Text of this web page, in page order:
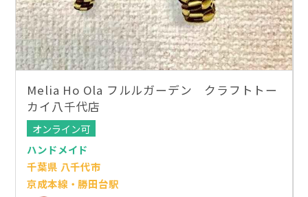
Melia Ho Ola フルルガーデン クラフトトー
カイ八千代店
オンライン可
ハンドメイド
千葉県 八千代市
京成本線・勝田台駅